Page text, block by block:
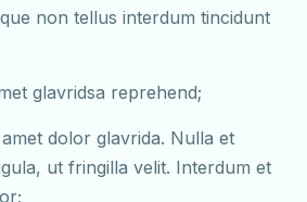
non tellus interdum tincidunt
glavridsa reprehend;
dolor glavrida. Nulla et
ut fringilla velit. Interdum et